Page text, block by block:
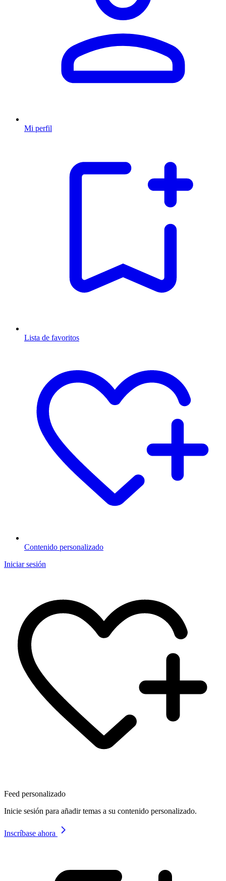
Mi perfil
Lista de favoritos
Contenido personalizado
Iniciar sesión
Feed personalizado
Inicie sesión para añadir temas a su contenido personalizado.
Inscríbase ahora